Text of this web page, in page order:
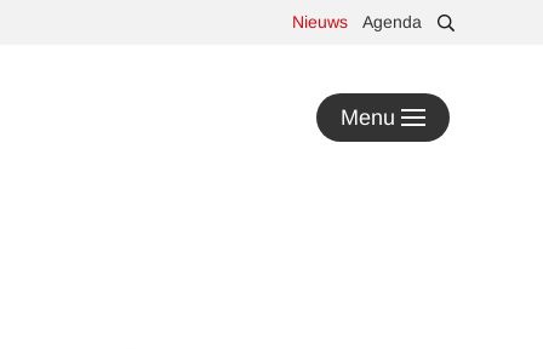
Nieuws Agenda
Menu